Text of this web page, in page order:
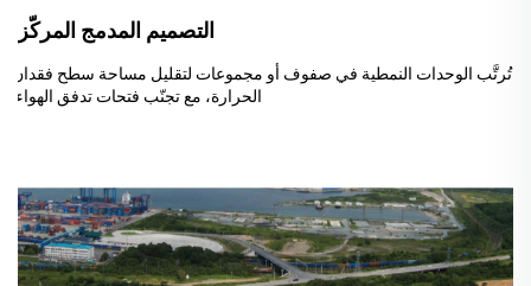
التصميم المدمج المركّز:
تُرتَّب الوحدات النمطية في صفوف أو مجموعات لتقليل مساحة سطح فقدان
الحرارة، مع تجنّب فتحات تدفق الهواء.